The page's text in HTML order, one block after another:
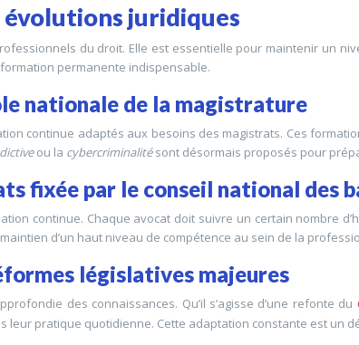
juridiques
du droit. Elle est essentielle pour maintenir un
permanente indispensable.
nationale de la magistrature
continue adaptés aux besoins des magistrats. Ces
ou la cybercriminalitésont désormais proposés pour
fixée par le conseil national des
continue. Chaque avocat doit suivre un certain nombre
d’un haut niveau de compétence au sein de la
législatives majeures
des connaissances. Qu’il s’agisse d’une refonte du
leur pratique quotidienne. Cette adaptation constante est